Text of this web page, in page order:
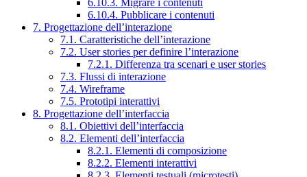
6.10.3. Migrare i contenuti
6.10.4. Pubblicare i contenuti
7. Progettazione dell’interazione
7.1. Caratteristiche dell’interazione
7.2. User stories per definire l’interazione
7.2.1. Differenza tra scenari e user stories
7.3. Flussi di interazione
7.4. Wireframe
7.5. Prototipi interattivi
8. Progettazione dell’interfaccia
8.1. Obiettivi dell’interfaccia
8.2. Elementi dell’interfaccia
8.2.1. Elementi di composizione
8.2.2. Elementi interattivi